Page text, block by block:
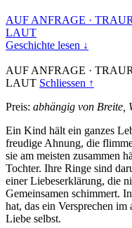
AUF ANFRAGE ·
LAUT
Geschichte lesen ↓
AUF ANFRAGE ·
LAUT Schliessen ↑
Preis: abhängig von Breite,
Ein Kind hält ein ganzes
freudige Ahnung, die
sie am meisten zusammen
Tochter. Ihre Ringe sind
einer Liebeserklärung, die
Gemeinsamen schimmert.
hat, das ein Versprechen
Liebe selbst.